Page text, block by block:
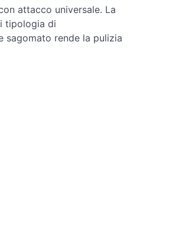
attacco universale. La
tipologia di
sagomato rende la pulizia